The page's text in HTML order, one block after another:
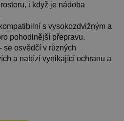
i když je nádoba
s vysokozdvižným a
pohodlnější přepravu.
- se osvědčí v různých
a nabízí vynikající ochranu a